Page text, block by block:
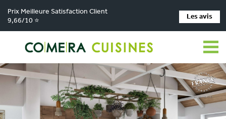
Prix Meilleure Satisfaction Client
9,66/10 ⭐
Les avis
COMERA Cuisines
Cuisine sur mesure
Cuisine finition bois et minéral
Cuisine sur mesure BOHEME